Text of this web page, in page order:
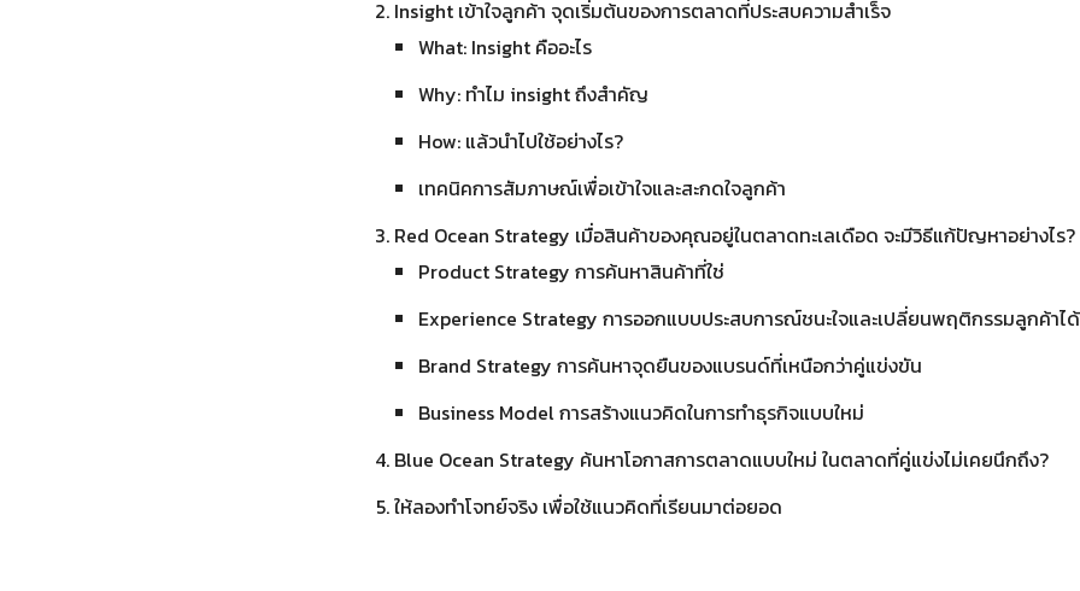
Insight เข้าใจลูกค้า จุดเริ่มต้นของการตลาดที่ประสบความสำเร็จ
What: Insight คืออะไร
Why: ทำไม insight ถึงสำคัญ
How: แล้วนำไปใช้อย่างไร?
เทคนิคการสัมภาษณ์เพื่อเข้าใจและสะกดใจลูกค้า
Red Ocean Strategy เมื่อสินค้าของคุณอยู่ในตลาดทะเลเดือด จะมีวิธีแก้ปัญหาอย่างไร?
Product Strategy การค้นหาสินค้าที่ใช่
Experience Strategy การออกแบบประสบการณ์ชนะใจและเปลี่ยนพฤติกรรมลูกค้าไ
Brand Strategy การค้นหาจุดยืนของแบรนด์ที่เหนือกว่าคู่แข่งขัน
Business Model การสร้างแนวคิดในการทำธุรกิจแบบใหม่
Blue Ocean Strategy ค้นหาโอกาสการตลาดแบบใหม่ ในตลาดที่คู่แข่งไม่เคยนึกถึง?
ให้ลองทำโจทย์จริง เพื่อใช้แนวคิดที่เรียนมาต่อยอด